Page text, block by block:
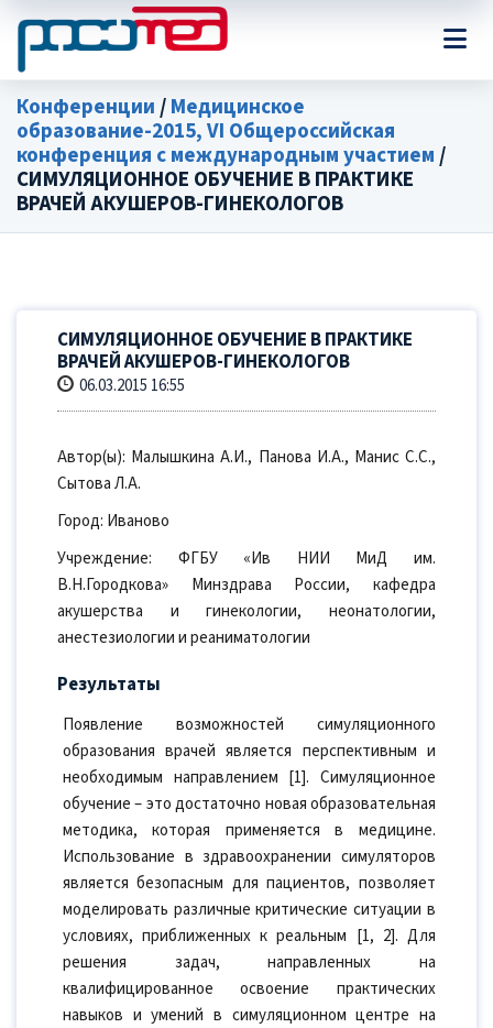
Конференции/Медицинское
образование-2015, VI Общероссийская
конференция с международным участием/
СИМУЛЯЦИОННОЕ ОБУЧЕНИЕ В ПРАКТИКЕ
ВРАЧЕЙ АКУШЕРОВ-ГИНЕКОЛОГОВ
СИМУЛЯЦИОННОЕ ОБУЧЕНИЕ В ПРАКТИКЕ
ВРАЧЕЙ АКУШЕРОВ-ГИНЕКОЛОГОВ
06.03.2015 16:55
Автор(ы): Малышкина А.И., Панова И.А., Манис С.С.,
Сытова Л.А.
Город: Иваново
Учреждение: ФГБУ «Ив НИИ МиД им.
В.Н.Городкова» Минздрава России, кафедра
акушерства и гинекологии, неонатологии,
анестезиологии и реаниматологии
Результаты
Появление возможностей симуляционного
образования врачей является перспективным и
необходимым направлением [1]. Симуляционное
обучение – это достаточно новая образовательная
методика, которая применяется в медицине.
Использование в здравоохранении симуляторов
является безопасным для пациентов, позволяет
моделировать различные критические ситуации в
условиях, приближенных к реальным [1, 2]. Для
решения задач, направленных на
квалифицированное освоение практических
навыков и умений в симуляционном центре на